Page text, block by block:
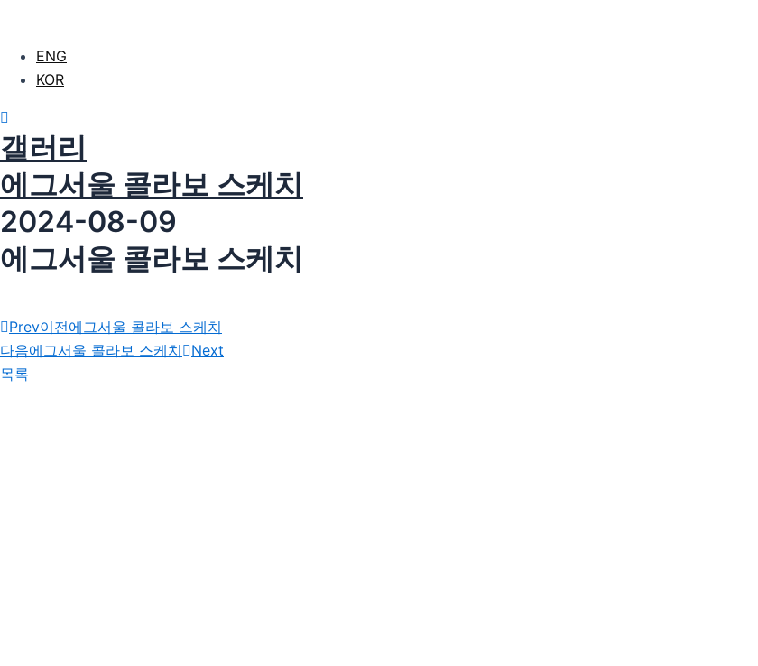
ENG
KOR
갤러리
에그서울 콜라보 스케치
2024-08-09
에그서울 콜라보 스케치
Prev이전에그서울 콜라보 스케치
다음에그서울 콜라보 스케치
Next
목록